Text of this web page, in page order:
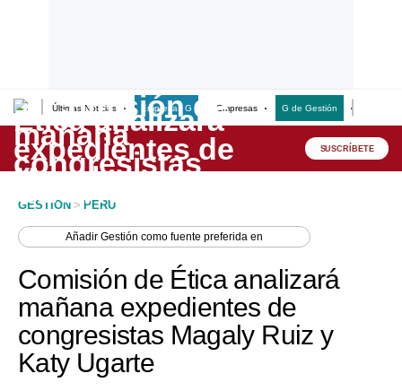
Últimas Noticias Empresas G Empresas G de Gestión
Lo último
Peru Quiosco
Economía
Mercados
Perú
SUSCRÍBETE
GESTION > PERU
AñadirGestión como fuente preferida en
Comisión de Ética analizará
mañana expedientes de
congresistas Magaly Ruiz y
Katy Ugarte